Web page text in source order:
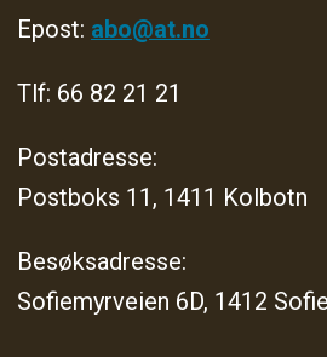
Epost: abo@at.no
Tlf: 66 82 21 21
Postadresse:
Postboks 11, 1411 Kolbotn
Besøksadresse:
Sofiemyrveien 6D, 1412